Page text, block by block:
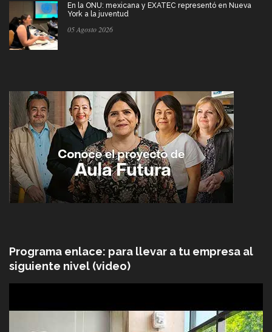
En la ONU: mexicana y EXATEC representó en Nueva
York a la juventud
05 Agosto 2026
Programa enlace: para llevar a tu empresa al
siguiente nivel (video)